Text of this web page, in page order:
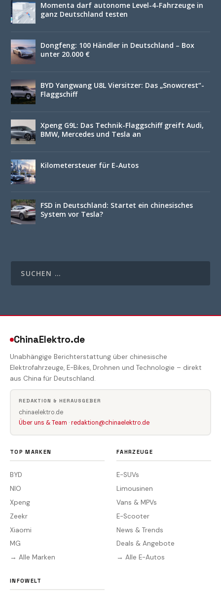
Momenta darf autonome Level-4-Fahrzeuge in
ganz Deutschland testen
Dongfeng: 100 Händler in Deutschland – Box
unter 20.000 €
BYD Yangwang U8L Viersitzer: Das „Snowcrest“-
Flaggschiff
Xpeng G9L: Das Technik-Flaggschiff greift Audi,
BMW, Mercedes und Tesla an
Kilometersteuer für E-Autos
FSD in Deutschland: Startet ein chinesisches
System vor Tesla?
ChinaElektro.de
Unabhängige Berichterstattung über chinesische
Elektrofahrzeuge, E-Bikes, Drohnen und Technologie – direkt
aus China für Deutschland.
REDAKTION & HERAUSGEBER
chinaelektro.de
Über uns & Team ·redaktion@chinaelektro.de
TOP MARKEN
BYD
NIO
Xpeng
Zeekr
Xiaomi
MG
→ Alle Marken
FAHRZEUGE
E-SUVs
Limousinen
Vans & MPVs
E-Scooter
News & Trends
Deals & Angebote
→ Alle E-Autos
INFOWELT